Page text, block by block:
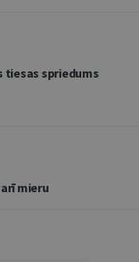
tiesas spriedums
mieru